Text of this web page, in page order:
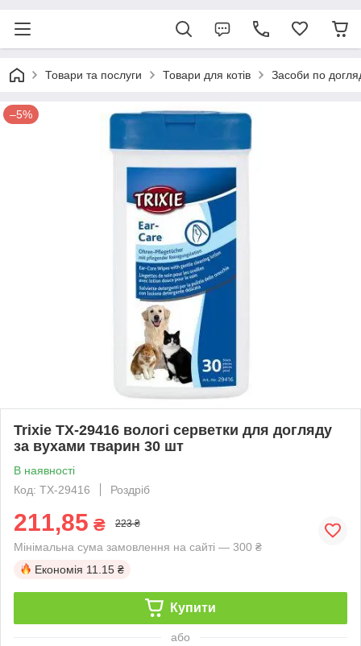
Товари та послуги Товари для котів Засоби по
–5%
Trixie TX-29416 вологі серветки для догляду
за вухами тварин 30 шт
В наявності
Код: TX-29416
Роздріб
211,85 ₴ 223 ₴
Мінімальна сума замовлення на сайті — 300 ₴
Економія 11.15 ₴
Купити
або